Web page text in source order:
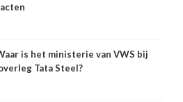
is het ministerie van VWS bij
Tata Steel?